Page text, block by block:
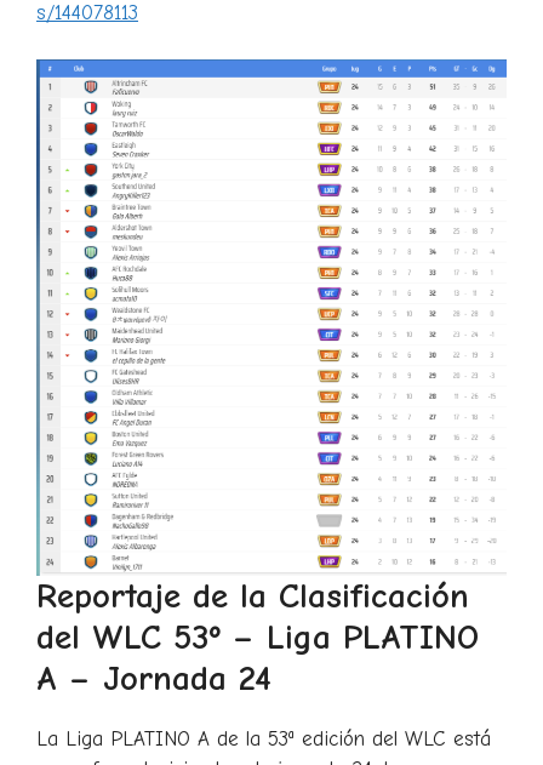
s/144078113
Reportaje de la Clasificación
del WLC 53º – Liga PLATINO
A – Jornada 24
La Liga PLATINO A de la 53ª edición del WLC está